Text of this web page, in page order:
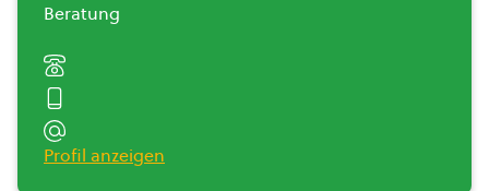
Beratung
Profil anzeigen